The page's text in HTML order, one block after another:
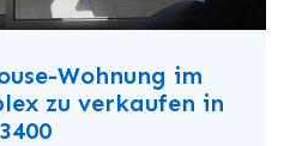
Wohnung im
zu verkaufen in